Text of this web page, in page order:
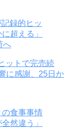
ットで完売続
に感謝、25日か